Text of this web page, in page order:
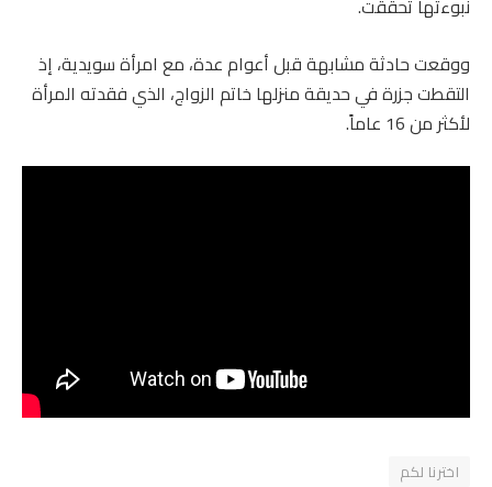
نبوءتها تحققت.
ووقعت حادثة مشابهة قبل أعوام عدة، مع امرأة سويدية، إذ
التقطت جزرة في حديقة منزلها خاتم الزواج، الذي فقدته المرأة
لأكثر من 16 عاماً.
اخترنا لكم